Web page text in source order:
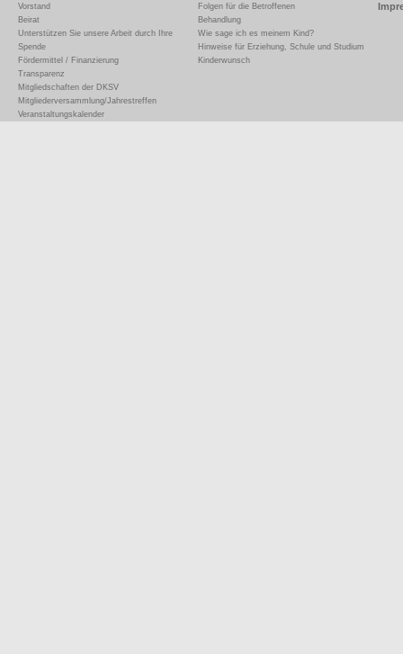
Vorstand
Beirat
Unterstützen Sie unsere Arbeit durch Ihre
Spende
Fördermittel / Finanzierung
Transparenz
Mitgliedschaften der DKSV
Mitgliederversammlung/Jahrestreffen
Veranstaltungskalender
Folgen für die Betroffenen
Behandlung
Wie sage ich es meinem Kind?
Hinweise für Erziehung, Schule und Studium
Kinderwunsch